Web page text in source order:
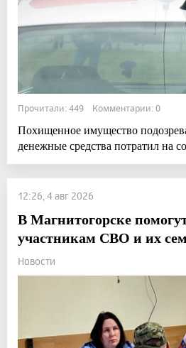
Прочитали: 449 Комментарии: 0
Похищенное имущество
денежные средства потратил на
12:26, 4 авг 2026
В Магнитогорске
участникам СВО и их
Новости